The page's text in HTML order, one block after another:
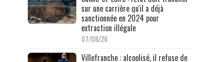
sur une carrière qu'il a déjà
sanctionnée en 2024 pour
extraction illégale
07/08/26
Villefranche : alcoolisé, il refuse de